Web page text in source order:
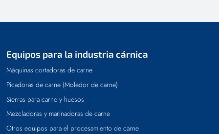
Equipos para la industria cárnica
Máquinas cortadoras de carne
Picadoras de carne (Moledor de carne)
Sierras para carne y huesos
Mezcladoras y marinadoras de carne
Otros equipos para el procesamiento de carne